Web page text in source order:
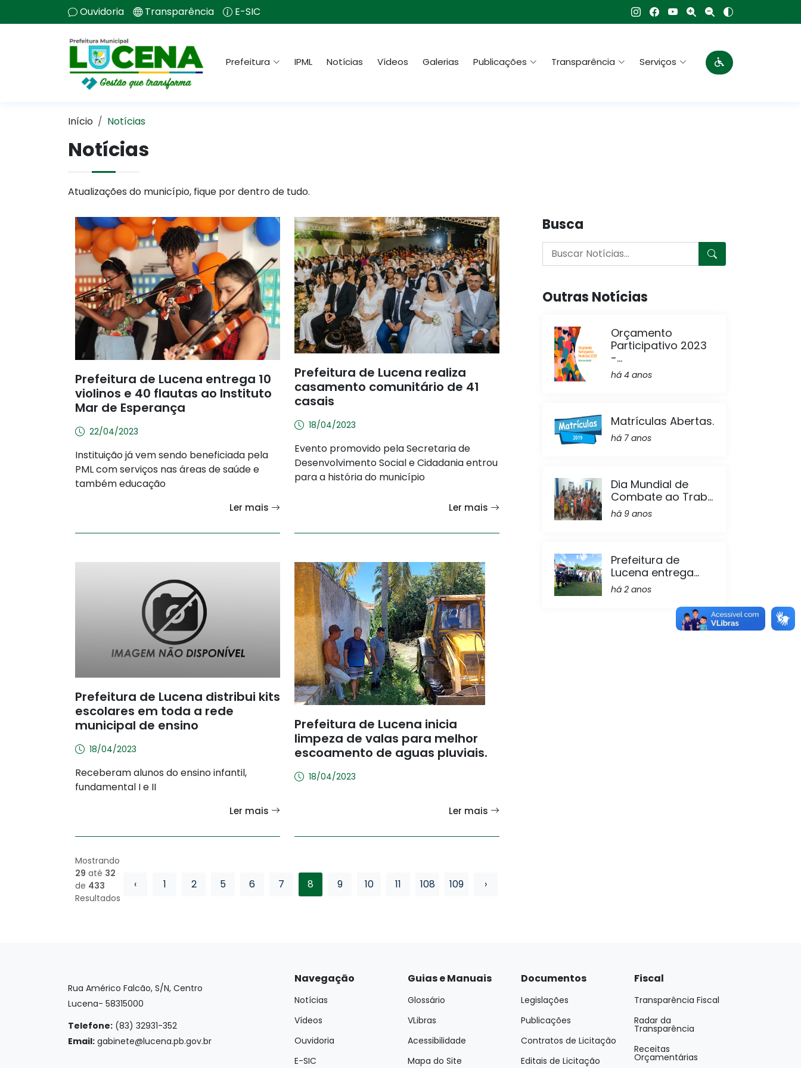
Ouvidoria Transparência E-SIC
Prefeitura IPML Notícias Vídeos Galerias Publicações Transparência Serviços
Início Notícias
Notícias
Atualizações do município, fique por dentro de tudo.
Prefeitura de Lucena entrega 10
violinos e 40 flautas ao Instituto
Mar de Esperança
22/04/2023
Instituição já vem sendo beneficiada pela
PML com serviços nas áreas de saúde e
também educação
Ler mais
Prefeitura de Lucena realiza
casamento comunitário de 41
casais
18/04/2023
Evento promovido pela Secretaria de
Desenvolvimento Social e Cidadania entrou
para a história do município
Ler mais
Prefeitura de Lucena distribui kits
escolares em toda a rede
municipal de ensino
18/04/2023
Receberam alunos do ensino infantil,
fundamental I e II
Ler mais
Prefeitura de Lucena inicia
limpeza de valas para melhor
escoamento de aguas pluviais.
18/04/2023
Ler mais
Mostrando
29 até 32
de 433
Resultados
‹ 1 2 5 6 7 8 9 10 11 108 109 ›
Busca
Outras Notícias
Orçamento
Participativo 2023
-...
há 4 anos
Matrículas Abertas.
há 7 anos
Dia Mundial de
Combate ao Trab...
há 9 anos
Prefeitura de
Lucena entrega...
há 2 anos
Rua Américo Falcão, S/N, Centro
Lucena- 58315000
Telefone: (83) 32931-352
Email: gabinete@lucena.pb.gov.br
Navegação
Notícias
Vídeos
Ouvidoria
E-SIC
Guias e Manuais
Glossário
VLibras
Acessibilidade
Mapa do Site
Documentos
Legislações
Publicações
Contratos de Licitação
Editais de Licitação
Fiscal
Transparência Fiscal
Radar da
Transparência
Receitas
Orçamentárias